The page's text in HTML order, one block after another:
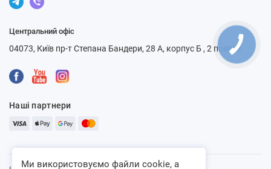
Центральний офіс
04073, Київ пр-т Степана Бандери, 28 А, корпус Б , 2 поверх
Наші партнери
Ми використовуємо файли cookie, а